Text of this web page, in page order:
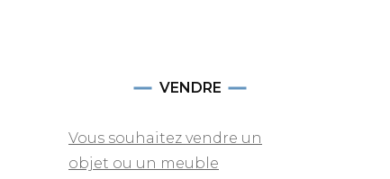
VENDRE
Vous souhaitez vendre un
objet ou un meuble